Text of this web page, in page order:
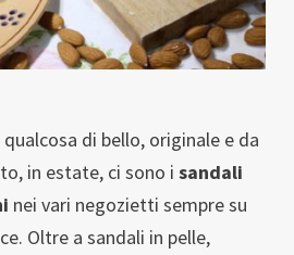
di bello, originale e da
in estate, ci sono i sandali
nei vari negozietti sempre su
Oltre a sandali in pelle,